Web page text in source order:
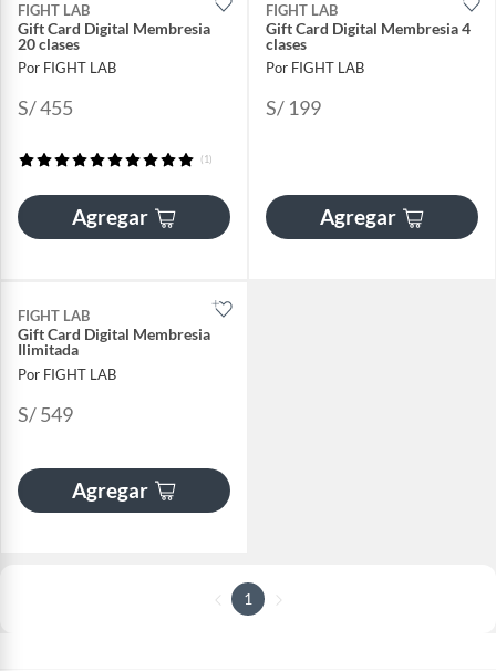
FIGHT LAB
Gift Card Digital Membresia
20 clases
Por FIGHT LAB
S/ 455
(1)
Agregar
FIGHT LAB
Gift Card Digital Membresia 4
clases
Por FIGHT LAB
S/ 199
Agregar
FIGHT LAB
Gift Card Digital Membresia
Ilimitada
Por FIGHT LAB
S/ 549
Agregar
1